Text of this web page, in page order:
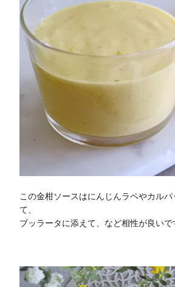
この⾦柑ソースはにんじんラペやカル
て、
ブッラータに添えて、など相性が良い